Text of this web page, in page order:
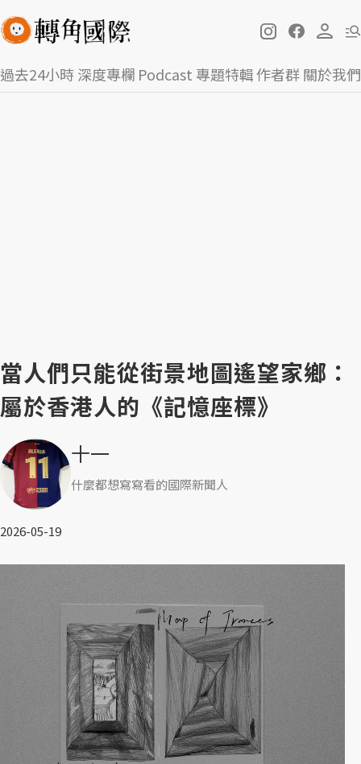
過去24小時深度專欄 Podcast 專題特輯作者群關於我們
當人們只能從街景地圖遙望家鄉：
屬於香港人的《記憶座標》
十一
什麼都想寫寫看的國際新聞人
2026-05-19